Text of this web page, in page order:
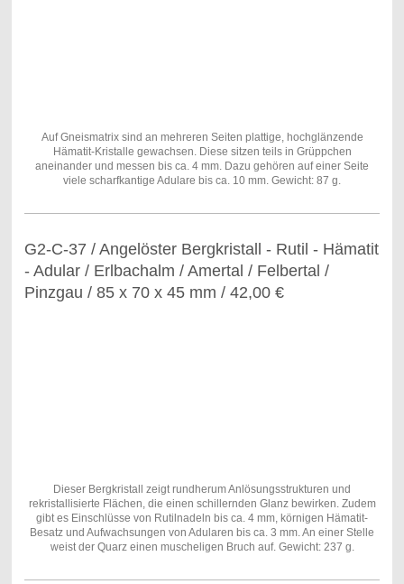
Auf Gneismatrix sind an mehreren Seiten plattige, hochglänzende
Hämatit-Kristalle gewachsen. Diese sitzen teils in Grüppchen
aneinander und messen bis ca. 4 mm. Dazu gehören auf einer Seite
viele scharfkantige Adulare bis ca. 10 mm. Gewicht: 87 g.
G2-C-37 / Angelöster Bergkristall - Rutil - Hämatit
- Adular / Erlbachalm / Amertal / Felbertal /
Pinzgau / 85 x 70 x 45 mm / 42,00 €
Dieser Bergkristall zeigt rundherum Anlösungsstrukturen und
rekristallisierte Flächen, die einen schillernden Glanz bewirken. Zudem
gibt es Einschlüsse von Rutilnadeln bis ca. 4 mm, körnigen Hämatit-
Besatz und Aufwachsungen von Adularen bis ca. 3 mm. An einer Stelle
weist der Quarz einen muscheligen Bruch auf. Gewicht: 237 g.